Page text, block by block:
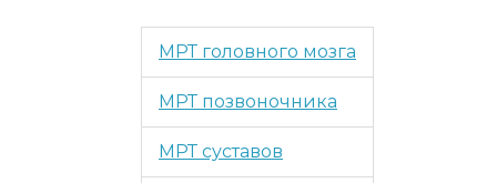
МРТ головного мозга
МРТ позвоночника
МРТ суставов